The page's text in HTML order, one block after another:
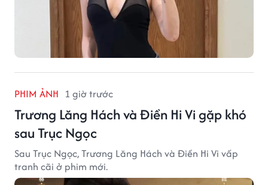
PHIM ẢNH 1 giờ trước
Trương Lăng Hách và Điền Hi Vi gặp khó
sau Trục Ngọc
Sau Trục Ngọc, Trương Lăng Hách và Điền Hi Vi vấp
tranh cãi ở phim mới.